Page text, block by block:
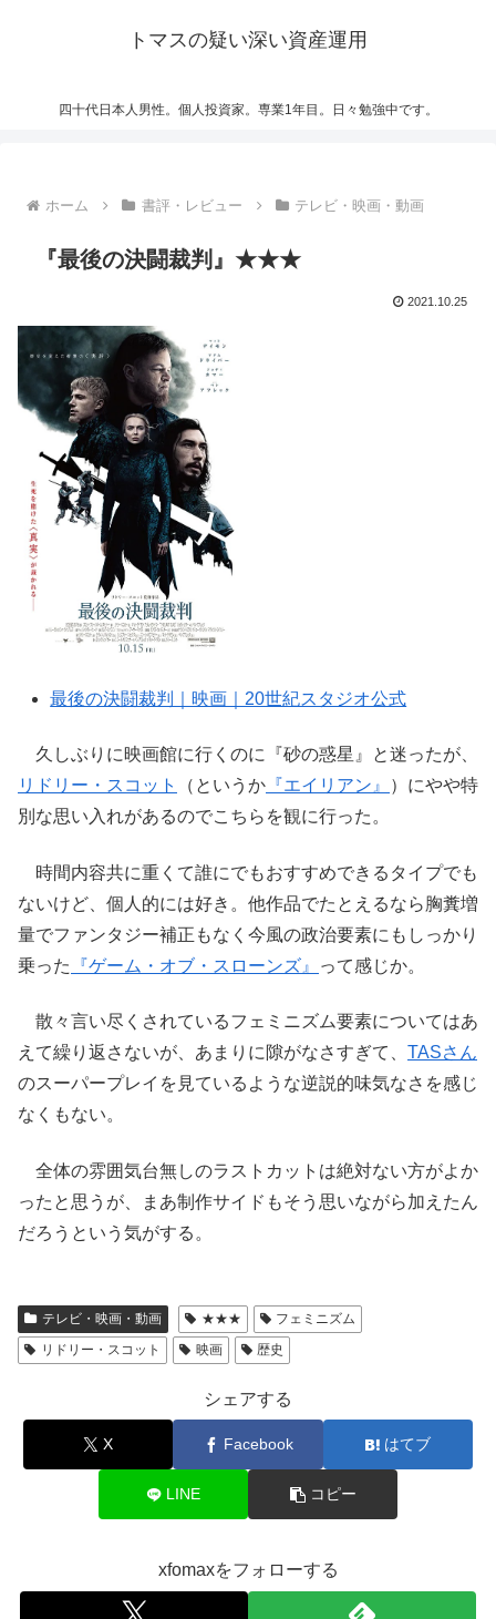
トマスの疑い深い資産運用
四十代日本人男性。個人投資家。専業1年目。日々勉強中です。
ホーム 書評・レビュー テレビ・映画・動画
『最後の決闘裁判』★★★
2021.10.25
最後の決闘裁判｜映画｜20世紀スタジオ公式
久しぶりに映画館に行くのに『砂の惑星』と迷ったが、
リドリー・スコット
（というか 『エイリアン』
）にやや特
別な思い入れがあるのでこちらを観に行った。
時間内容共に重くて誰にでもおすすめできるタイプでも
ないけど、個人的には好き。他作品でたとえるなら胸糞増
量でファンタジー補正もなく今風の政治要素にもしっかり
乗った
『ゲーム・オブ・スローンズ』 って感じか。
散々言い尽くされているフェミニズム要素についてはあ
えて繰り返さないが、あまりに隙がなさすぎて、 TASさん
のスーパープレイを見ているような逆説的味気なさを感じ
なくもない。
全体の雰囲気台無しのラストカットは絶対ない方がよか
ったと思うが、まあ制作サイドもそう思いながら加えたん
だろうという気がする。
テレビ・映画・動画 ★★★
フェミニズム
リドリー・スコット
映画 歴史
シェアする
X Facebook はてブ
LINE コピー
xfomaxをフォローする